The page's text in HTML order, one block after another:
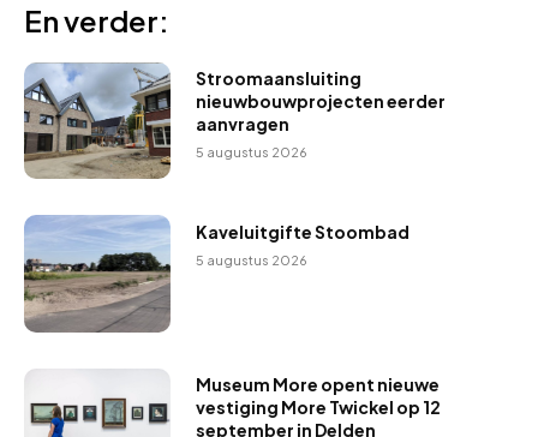
En verder:
Stroomaansluiting
nieuwbouwprojecten eerder
aanvragen
5 augustus 2026
Kaveluitgifte Stoombad
5 augustus 2026
Museum More opent nieuwe
vestiging More Twickel op 12
september in Delden